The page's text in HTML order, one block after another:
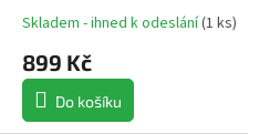
Skladem - ihned k odeslání(1 ks)
899 Kč
Do košíku